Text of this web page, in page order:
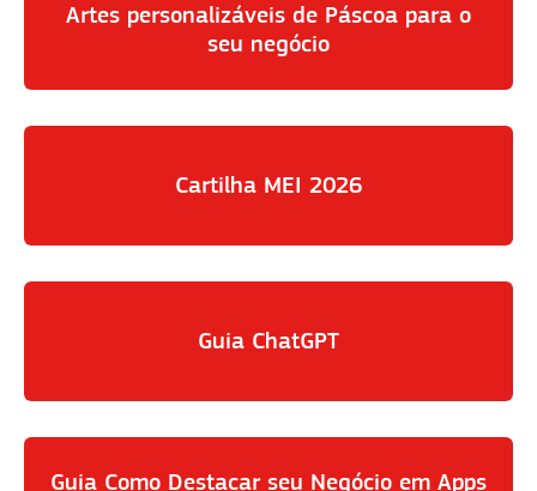
Artes personalizáveis de Páscoa para o
seu negócio
Cartilha MEI 2026
Guia ChatGPT
Guia Como Destacar seu Negócio em Apps